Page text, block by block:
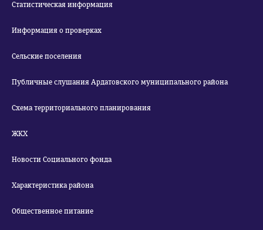
Статистическая информация
Информация о проверках
Сельские поселения
Публичные слушания Ардатовского муниципального района
Схема территориального планирования
ЖКХ
Новости Социального фонда
Характеристика района
Общественное питание